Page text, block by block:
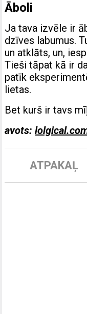
Āboli
Ja tava izvēle ir
dzīves labumus.
un atklāts, un,
Tieši tāpat kā ir
patīk
lietas.
Bet kurš ir tavs
avots:
ATPAKAĻ